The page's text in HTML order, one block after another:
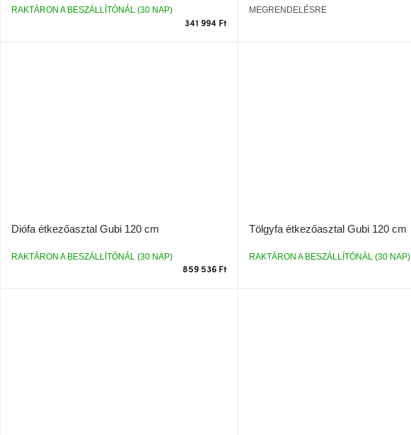
RAKTÁRON A BESZÁLLÍTÓNÁL (30 NAP)
341 994 Ft
MEGRENDELÉSRE
Diófa étkezőasztal Gubi 120 cm
RAKTÁRON A BESZÁLLÍTÓNÁL (30 NAP)
859 536 Ft
Tölgyfa étkezőasztal Gubi 120 cm
RAKTÁRON A BESZÁLLÍTÓNÁL (30 NAP)